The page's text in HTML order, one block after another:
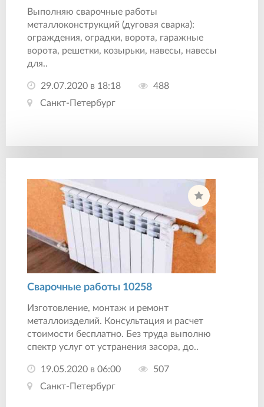
Выполняю сварочные работы
металлоконструкций (дуговая сварка):
ограждения, оградки, ворота, гаражные
ворота, решетки, козырьки, навесы, навесы
для..
29.07.2020 в 18:18
488
Санкт-Петербург
Сварочные работы 10258
Изготовление, монтаж и ремонт
металлоизделий. Консультация и расчет
стоимости бесплатно. Без труда выполню
спектр услуг от устранения засора, до..
19.05.2020 в 06:00
507
Санкт-Петербург